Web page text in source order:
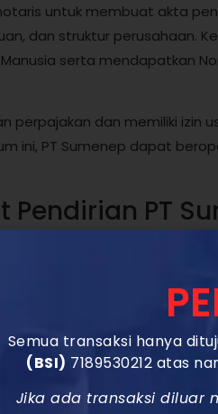
untuk membuat akta
dan struktur perusahaan.
serta mendapatkan
perpajakan dan memiliki izin
ini, PT Sumenep dapat
PT
tujuan untuk
stabilitas dan keamanan
dan meningkatkan reputasi
modal dan dana
bisnis. Selain itu, pendirian
mereka dapat menjalankan
Semua transaksi hanya
(BSI) 7189530212 atas
Jika ada transaksi diluar